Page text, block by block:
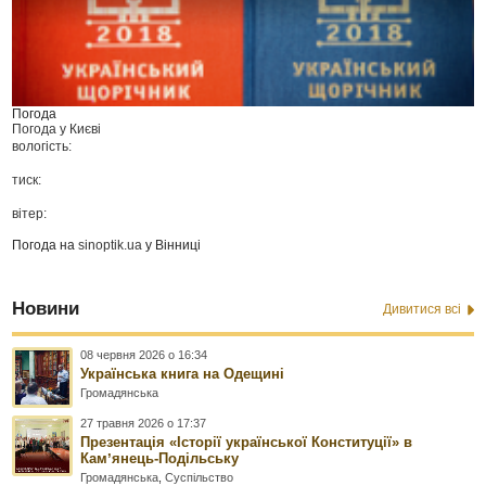
Погода
Погода у Києві
вологість:
тиск:
вітер:
Погода наsinoptik.ua у Вінниці
Новини Дивитися всі
08 червня 2026 о 16:34
Українська книга на Одещині
Громадянська
27 травня 2026 о 17:37
Презентація «Історії української Конституції» в
Камʼянець-Подільську
Громадянська ,Суспільство